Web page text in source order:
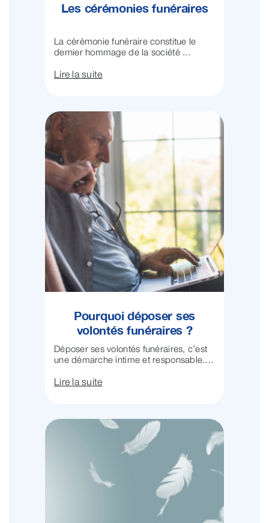
Les cérémonies funéraires
La cérémonie funéraire constitue le
dernier hommage de la société ...
Lire la suite
Pourquoi déposer ses
volontés funéraires ?
Déposer ses volontés funéraires, c’est
une démarche intime et responsable.
Lire la suite